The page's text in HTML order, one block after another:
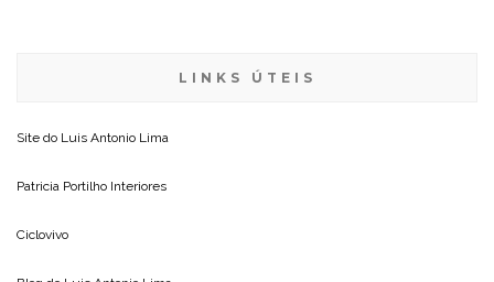
LINKS ÚTEIS
Site do Luis Antonio Lima
Patricia Portilho Interiores
Ciclovivo